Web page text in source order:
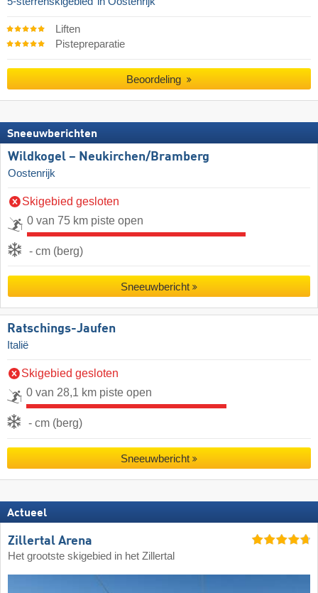
Liften
Pistepreparatie
Beoordeling
Sneeuwberichten
Wildkogel – Neukirchen/​Bramberg
Oostenrijk
Skigebied gesloten
0 van 75 km piste open
- cm (berg)
Sneeuwbericht
Ratschings-Jaufen
Italië
Skigebied gesloten
0 van 28,1 km piste open
- cm (berg)
Sneeuwbericht
Actueel
Zillertal Arena
Het grootste skigebied in het Zillertal